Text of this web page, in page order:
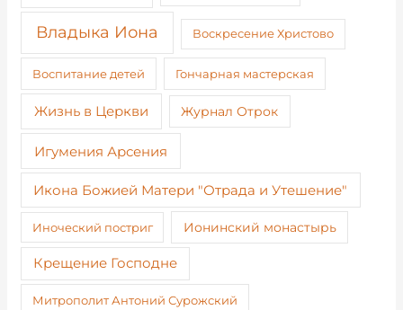
Владыка Иона Воскресение Христово
Воспитание детей Гончарная мастерская
Жизнь в Церкви Журнал Отрок
Игумения Арсения
Икона Божией Матери "Отрада и Утешение"
Иноческий постриг Ионинский монастырь
Крещение Господне
Митрополит Антоний Сурожский